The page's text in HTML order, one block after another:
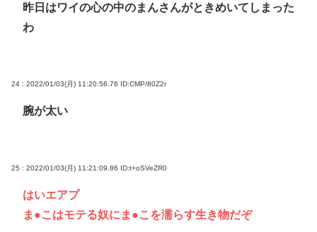
昨日はワイの心の中のまんさんがときめいてしまった
わ
24 : 2022/01/03(月) 11:20:56.76 ID:CMP/80Z2r
腕が太い
25 : 2022/01/03(月) 11:21:09.86 ID:t+oSVeZR0
はいエアプ
ま●こはモテる奴にま●こを濡らす生き物だぞ